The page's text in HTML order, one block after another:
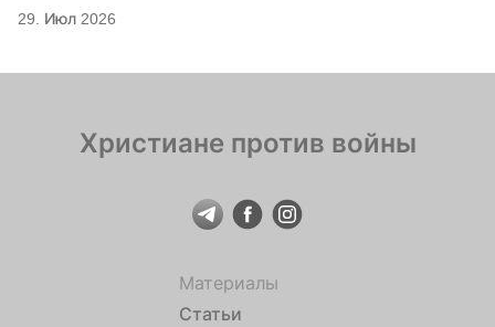
29. Июл 2026
Христиане против войны
Материалы
Статьи